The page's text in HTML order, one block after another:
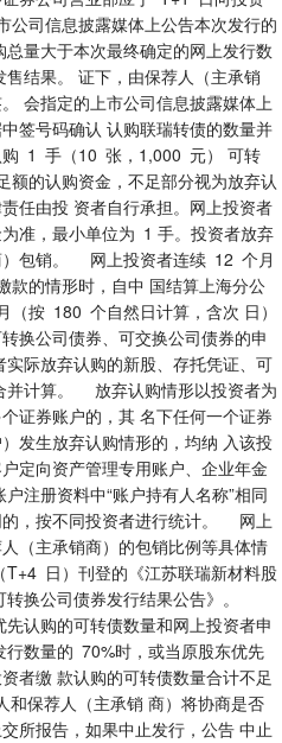
公司信息披露媒体上公告本次发行的
量大于本次最终确定的网上发行数
结果。 证下，由保荐人（主承销
会指定的上市公司信息披露媒体上
签号码确认 认购联瑞转债的数量并
购 1 手（10 张，1,000 元） 可转
的认购资金，不足部分视为放弃认
任由投 资者自行承担。网上投资者
准，最小单位为 1 手。投资者放弃
）包销。 网上投资者连续 12 个月
的情形时，自中 国结算上海分公
按 180 个自然日计算，含次 日）
换公司债券、可交换公司债券的申
际放弃认购的新股、存托凭证、可
并计算。 放弃认购情形以投资者为
证券账户的，其 名下任何一个证券
发生放弃认购情形的，均纳 入该投
定向资产管理专用账户、企业年金
注册资料中“账户持有人名称”相同
的，按不同投资者进行统计。 网上
（主承销商）的包销比例等具体情
日）刊登的《江苏联瑞新材料股
转换公司债券发行结果公告》。
认购的可转债数量和网上投资者申
数量的 70%时，或当原股东优先
者缴 款认购的可转债数量合计不足
保荐人（主承销 商）将协商是否
所报告，如果中止发行，公告 中止